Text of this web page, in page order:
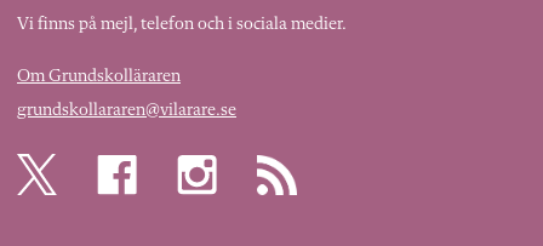
Vi finns på mejl, telefon och i sociala medier.
Om Grundskolläraren
grundskollararen@vilarare.se